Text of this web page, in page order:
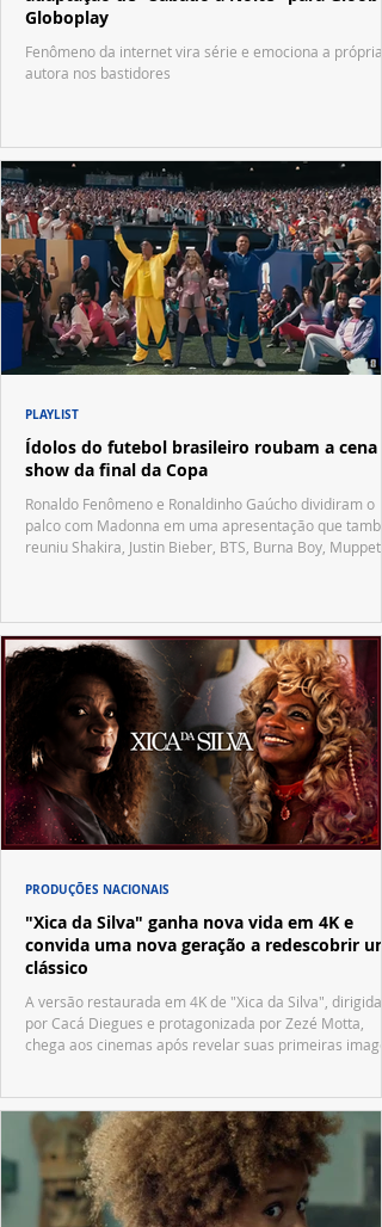
Globoplay
Fenômeno da internet vira série e emociona a própria
autora nos bastidores
Ídolos do futebol brasileiro roubam a cena
show da final da Copa
Ronaldo Fenômeno e Ronaldinho Gaúcho dividiram o
palco com Madonna em uma apresentação que
reuniu Shakira, Justin Bieber, BTS, Burna Boy, Muppets,
PLAYLIST
"Xica da Silva" ganha nova vida em 4K e
convida uma nova geração a redescobrir um
clássico
A versão restaurada em 4K de "Xica da Silva", dirigida
por Cacá Diegues e protagonizada por Zezé Motta,
chega aos cinemas após revelar suas primeiras
PRODUÇÕES NACIONAIS